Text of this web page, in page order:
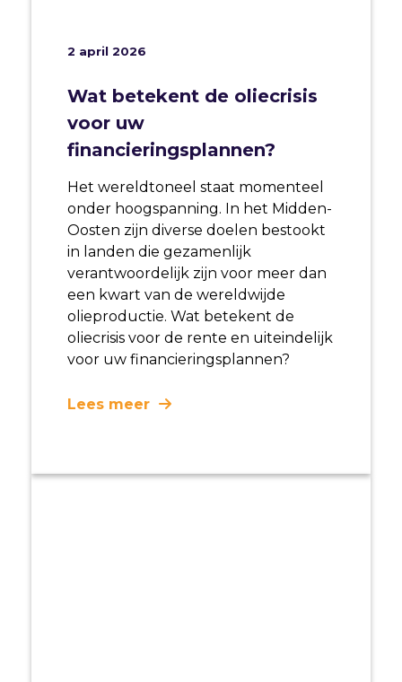
2 april 2026
Wat betekent de oliecrisis
voor uw
financieringsplannen?
Het wereldtoneel staat momenteel
onder hoogspanning. In het Midden-
Oosten zijn diverse doelen bestookt
in landen die gezamenlijk
verantwoordelijk zijn voor meer dan
een kwart van de wereldwijde
olieproductie. Wat betekent de
oliecrisis voor de rente en uiteindelijk
voor uw financieringsplannen?
Lees meer